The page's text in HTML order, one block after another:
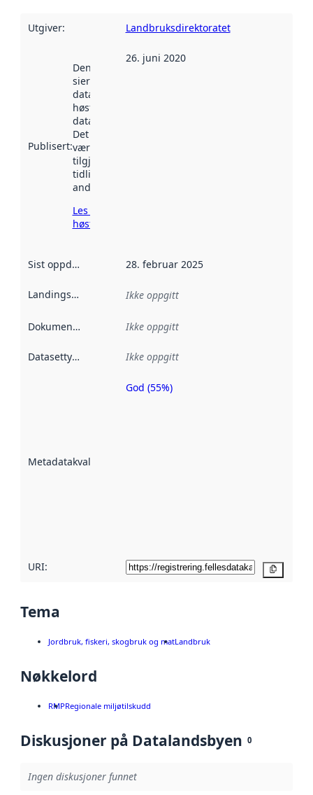
Utgiver: Landbruksdirektoratet
Publisert:
Denne datoen
sier når
datasettet ble
høstet av
data.norge.no.
Det kan ha
vært
tilgjengelig
tidligere
andre steder.
Les mer om
høsting her
26. juni 2020
Sist oppdatert 28. februar 2025
Landingsside Ikke oppgitt
Dokumentasjon Ikke oppgitt
Datasettype Ikke oppgitt
Metadatakvalitet
Metadatakvalitet
God (55%)
URI:
Tema
Jordbruk, fiskeri, skogbruk og matLandbruk
Nøkkelord
RMPRegionale miljøtilskudd
Diskusjoner på Datalandsbyen 0
Ingen diskusjoner funnet